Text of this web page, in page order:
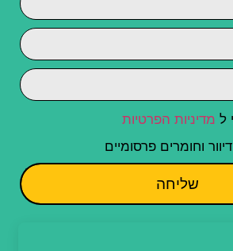
ל מדיניות הפרטיות
וחומרים פרסומיים
שליחה